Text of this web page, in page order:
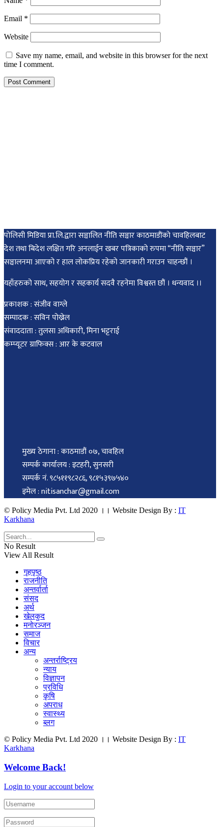
Email *
Website
Save my name, email, and website in this browser for the next
time I comment.
पोलिसी मिडिया प्रा.लि.द्वारा सञ्चालित नीति सञ्चार काठमाडाैंकाे चावहिलबाट
देश तथा बिदेश लक्षित गरि अनलाईन खबर पत्रिकाको रुपमा “नीति सञ्चार”
सञ्चालनमा आएको र हाल लोकप्रिय रहेको जानकारी गराउन चाहन्छौं ।
यहाँहरुको साथ, सहयोग र सहकार्य सदवै रहनेमा विश्वस्त छौं । धन्यवाद ।।
प्रकाशक : संजीव वाग्ले
सम्पादक : सविन पोख्रेल
संवाददाता : तुलसा अधिकारी, मिना भट्टराई
कम्प्यूटर ग्राफिक्स : आर के कटवाल
मुख्य ठेगाना : काठमाडौं ०७, चावहिल
सम्पर्क कार्यालय : इटहरी, सुनसरी
सम्पर्क नं. ९८५११९८२८६, ९८१५३९७५४०
इमेल : nitisanchar@gmail.com
© Policy Media Pvt. Ltd 2020 ।। Website Design By : IT
Karkhana
No Result
View All Result
गृहपृष्ठ
राजनीति
अन्तर्वार्ता
संसद
अर्थ
खेलकुद
मनाेरञ्जन
समाज
विचार
अन्य
अन्तर्राष्ट्रिय
न्याय
विज्ञापन
प्रविधि
कृषि
अपराध
स्वास्थ्य
ब्लग
© Policy Media Pvt. Ltd 2020 ।। Website Design By : IT
Karkhana
Welcome Back!
Login to your account below